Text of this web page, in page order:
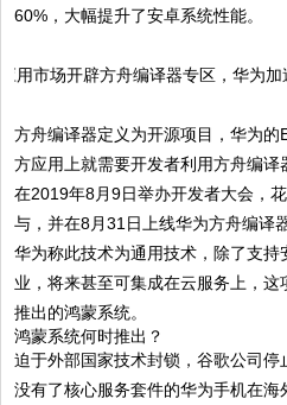
60%，大幅提升了安卓系统性能。
方舟编译器定义为开源项目，华为
方应用上就需要开发者利用方舟编
在2019年8月9日举办开发者大会，
与，并在8月31日上线华为方舟编译
华为称此技术为通用技术，除了支
业，将来甚至可集成在云服务上，
推出的鸿蒙系统。
鸿蒙系统何时推出？
迫于外部国家技术封锁，谷歌公司停
没有了核心服务套件的华为手机在